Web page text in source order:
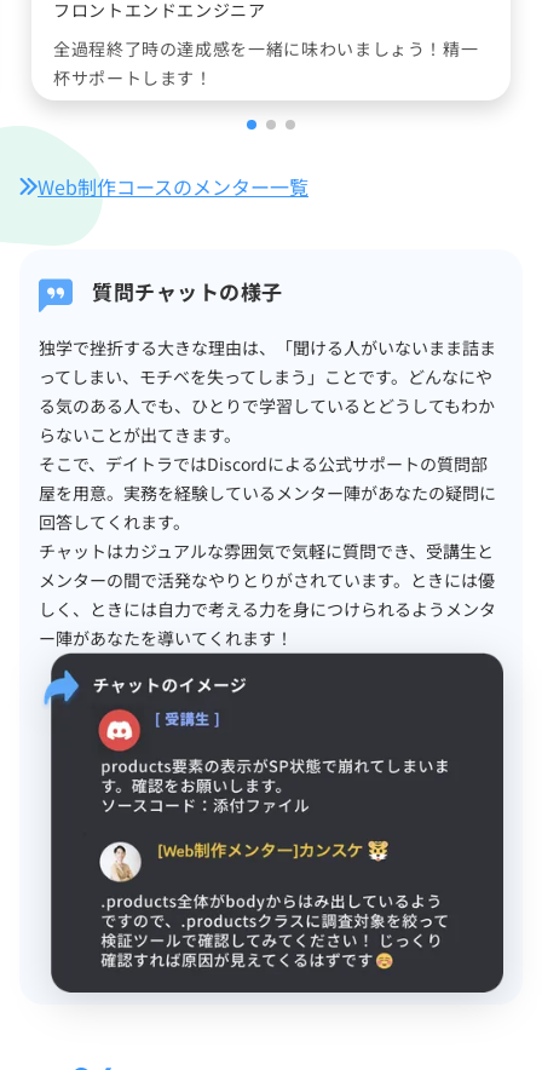
未経験でデイトラを始め、エンジニアになれました。
必ず皆さんのお力になります！
Web制作コースのメンター一覧
質問チャットの様子
独学で挫折する大きな理由は、「聞ける人がいないまま詰ま
ってしまい、モチベを失ってしまう」ことです。どんなにや
る気のある人でも、ひとりで学習しているとどうしてもわか
らないことが出てきます。
そこで、デイトラではDiscordによる公式サポートの質問部
屋を用意。実務を経験しているメンター陣があなたの疑問に
回答してくれます。
チャットはカジュアルな雰囲気で気軽に質問でき、受講生と
メンターの間で活発なやりとりがされています。ときには優
しく、ときには自力で考える力を身につけられるようメンタ
ー陣があなたを導いてくれます！